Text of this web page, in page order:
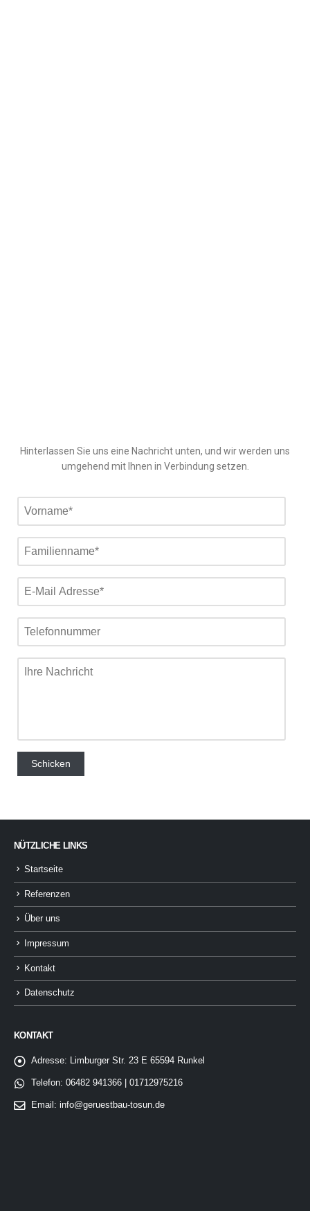
Hinterlassen Sie uns eine Nachricht unten, und wir werden uns
umgehend mit Ihnen in Verbindung setzen.
NÜTZLICHE LINKS
Startseite
Referenzen
Über uns
Impressum
Kontakt
Datenschutz
KONTAKT
Adresse: Limburger Str. 23 E 65594 Runkel
Telefon: 06482 941366 | 01712975216
Email: info@geruestbau-tosun.de